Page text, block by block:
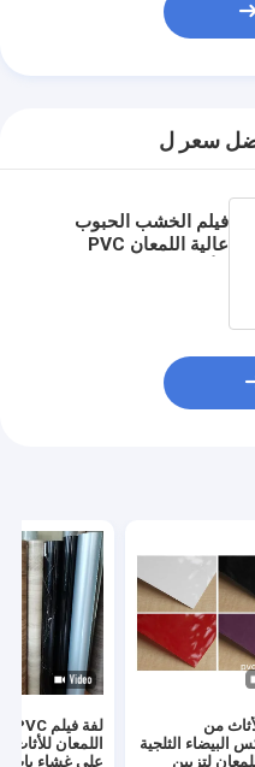
سعر ل
فيلم الخشب الحبوب
عالية اللمعان PVC
من
البيضاء الثلجية
لتزيين
اللمعان للأثاث
على غشاء باب